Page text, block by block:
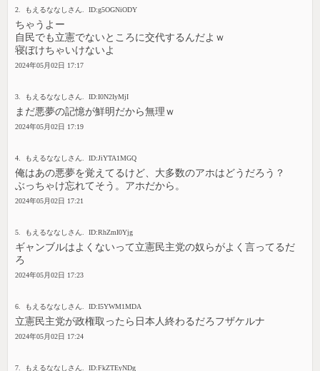
2. もえるななしさん. ID:g5OGNiODY
ちゃうよー
自民でも立憲でないところに交代するんだよｗ
寝ぼけちゃいけないよ
2024年05月02日 17:17
3. もえるななしさん. ID:I0N2IyMjI
まだ悪夢の記憶が鮮明だから無理ｗ
2024年05月02日 17:19
4. もえるななしさん. ID:JiYTA1MGQ
俺はあの悪夢を覚えてるけど、大多数のアホはどうだろう？
ぶっちゃけ忘れてそう。アホだから。
2024年05月02日 17:21
5. もえるななしさん. ID:RhZmI0Yjg
ギャンブルはよくないって立憲民主党の奴らがよく言ってるだ
ろ
2024年05月02日 17:23
6. もえるななしさん. ID:I5YWM1MDA
立憲民主党が政権取ったら日本人終わるだろフザケルナ
2024年05月02日 17:24
7. もえるななしさん. ID:FkZTEyNDg